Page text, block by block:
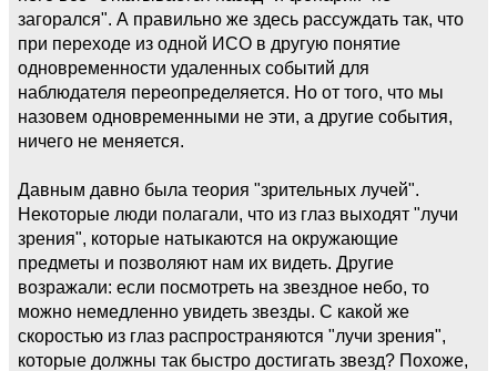
загорался". А правильно же здесь рассуждать так, что
при переходе из одной ИСО в другую понятие
одновременности удаленных событий для
наблюдателя переопределяется. Но от того, что мы
назовем одновременными не эти, а другие события,
ничего не меняется.
Давным давно была теория "зрительных лучей".
Некоторые люди полагали, что из глаз выходят "лучи
зрения", которые натыкаются на окружающие
предметы и позволяют нам их видеть. Другие
возражали: если посмотреть на звездное небо, то
можно немедленно увидеть звезды. С какой же
скоростью из глаз распространяются "лучи зрения",
которые должны так быстро достигать звезд? Похоже,